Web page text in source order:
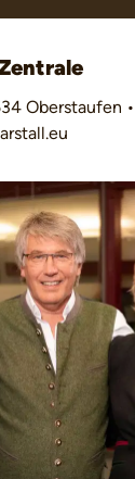
Oberstaufen